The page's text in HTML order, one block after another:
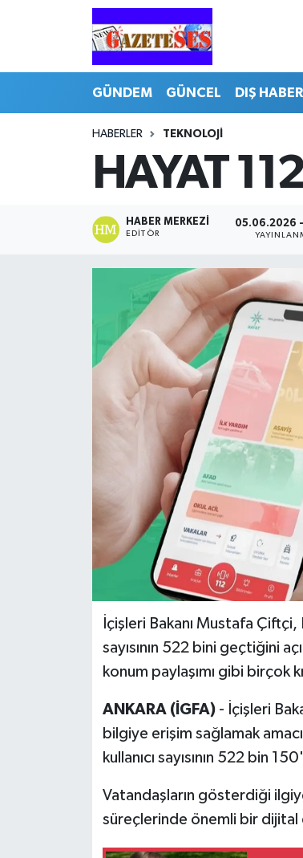
GÜNDEM GÜNCEL DIŞ
HABERLER TEKNOLOJİ
HAYAT
HABER MERKEZI
EDITÖR
05.06.2026
İçişleri Bakanı Mustafa Çiftçi,
sayısının 522 bini geçtiğini
konum paylaşımı gibi
ANKARA (İGFA) - İçişleri
bilgiye erişim sağlamak
kullanıcı sayısının 522 bin
Vatandaşların gösterdiği
süreçlerinde önemli bir